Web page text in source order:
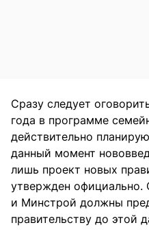
Сразу следует
года в программе
действительно
данный момент
лишь проект новых
утвержден официально.
и Минстрой должны
правительству до этой